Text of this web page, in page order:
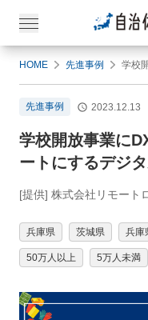
HOME 先進事例
先進事例 2023.12.13
学校開放事業に
ートにするデジ
[提供] 株式会社リモート
兵庫県 茨城県 兵庫
50万人以上 5万人未満